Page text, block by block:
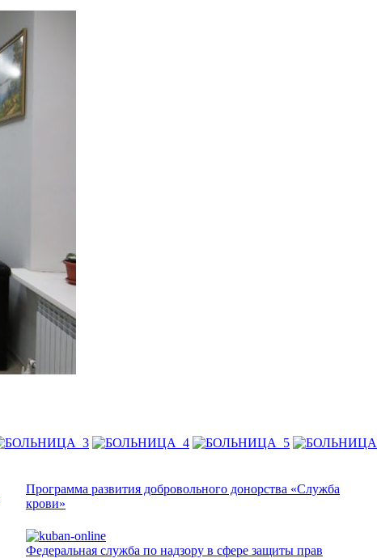
Программа развития добровольного донорства «Служба
крови»
Федеральная служба по надзору в сфере защиты прав